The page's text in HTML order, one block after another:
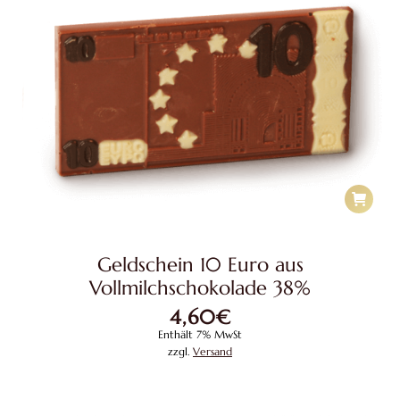
Geldschein 10 Euro aus
Vollmilchschokolade 38%
4,60€
Enthält 7% MwSt
zzgl. Versand